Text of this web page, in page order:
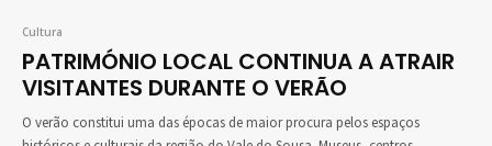
Cultura
PATRIMÓNIO LOCAL CONTINUA A ATRAIR
VISITANTES DURANTE O VERÃO
O verão constitui uma das épocas de maior procura pelos espaços